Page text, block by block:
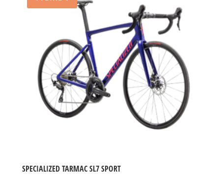
décroissant
SPECIALIZED TARMAC SL7 SPORT